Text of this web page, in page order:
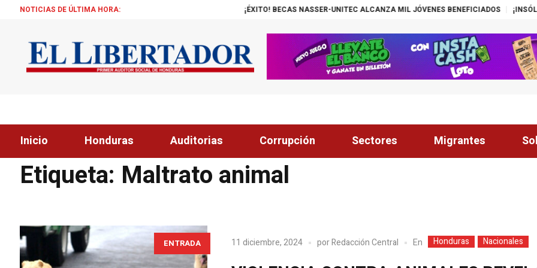
NOTICIAS DE ÚLTIMA HORA: ¡ÉXITO! BECAS NASSER-UNITEC ALCANZA MIL JÓVENES BENEFICIADOS ¡INSÓLITO!
Inicio Honduras Auditorias Corrupción Sectores Migrantes
Etiqueta: Maltrato animal
ENTRADA 11 diciembre, 2024 porRedacción Central En Honduras Nacionales